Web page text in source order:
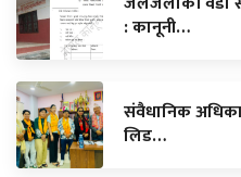
: कानूनी…
संवैधानिक
लिड…